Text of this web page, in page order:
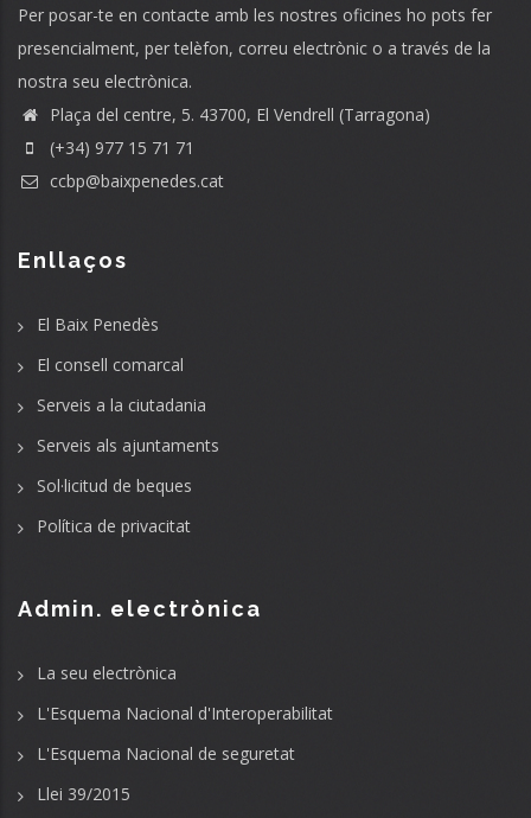
Per posar-te en contacte amb les nostres oficines ho pots fer
presencialment, per telèfon, correu electrònic o a través de la
nostra seu electrònica.
Plaça del centre, 5. 43700, El Vendrell (Tarragona)
(+34) 977 15 71 71
ccbp@baixpenedes.cat
Enllaços
El Baix Penedès
El consell comarcal
Serveis a la ciutadania
Serveis als ajuntaments
Sol·licitud de beques
Política de privacitat
Admin. electrònica
La seu electrònica
L'Esquema Nacional d'Interoperabilitat
L'Esquema Nacional de seguretat
Llei 39/2015